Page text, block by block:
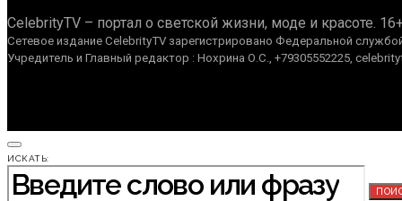
CelebrityTV – портал о светской жизни, моде и красоте.
Сетевое издание CelebrityTV зарегистрировано Федеральной
Учредитель и Главный редактор : Нохрина О.С., +79305552225,
ИСКАТЬ: